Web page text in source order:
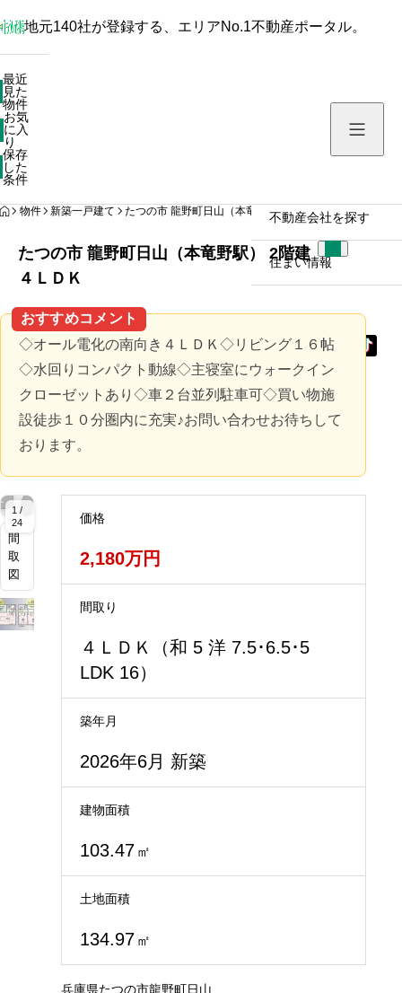
保存した条件
不動産会社を探す
住まい情報
地元140社が登録する、エリアNo.1不動産ポータル。
最近
見た
物件
お気
に入
り
保存
した
条件
HOME
物件 新築一戸建て たつの市 龍野町日山（本竜野駅） 2階建 ４ＬＤＫ
たつの市 龍野町日山（本竜野駅） 2階建
４ＬＤＫ
おすすめコメント
◇オール電化の南向き４ＬＤＫ◇リビング１６帖
◇水回りコンパクト動線◇主寝室にウォークイン
クローゼットあり◇車２台並列駐車可◇買い物施
設徒歩１０分圏内に充実♪お問い合わせお待ちして
おります。
1 /
24
大
大
大
大
大
大
大
大
大
大
間
取
図
価格
2,180万円
間取り
４ＬＤＫ（和 5 洋 7.5･6.5･5
LDK 16）
築年月
2026年6月 新築
建物面積
103.47 ㎡
土地面積
134.97 ㎡
兵庫県たつの市龍野町日山